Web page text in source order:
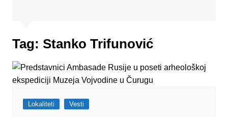
Tag: Stanko Trifunović
Lokaliteti Vesti